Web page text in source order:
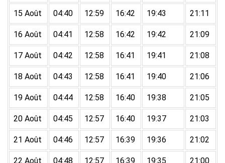
15 Août 04:40 12:59 16:42 19:43 21:11
16 Août 04:41 12:58 16:42 19:42 21:09
17 Août 04:42 12:58 16:41 19:41 21:08
18 Août 04:43 12:58 16:41 19:40 21:06
19 Août 04:44 12:58 16:40 19:38 21:05
20 Août 04:45 12:57 16:40 19:37 21:03
21 Août 04:46 12:57 16:39 19:36 21:02
22 Août 04:48 12:57 16:39 19:35 21:00